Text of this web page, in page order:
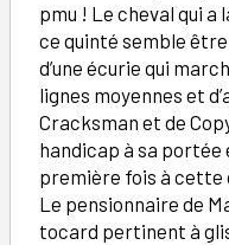
pmu ! Le cheval qui
ce quinté semble être
d’une écurie qui
lignes moyennes et
Cracksman et de
handicap à sa
première fois à cette
Le pensionnaire de
tocard pertinent à